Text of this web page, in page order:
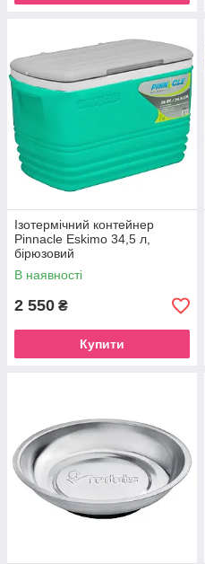
Ізотермічний контейнер
Pinnacle Eskimo 34,5 л,
бірюзовий
В наявності
2 550 ₴
Купити